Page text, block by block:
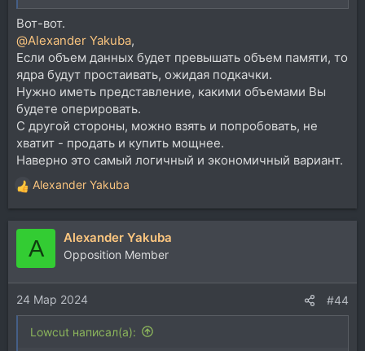
Вот-вот.
@Alexander Yakuba,
Если объем данных будет превышать объем памяти, то
ядра будут простаивать, ожидая подкачки.
Нужно иметь представление, какими объемами Вы
будете оперировать.
С другой стороны, можно взять и попробовать, не
хватит - продать и купить мощнее.
Наверно это самый логичный и экономичный вариант.
Р
е
а
и
и
:
Alexander Yakuba
A Alexander Yakuba
Opposition Member
24 Мар 2024 #44
Lowcut написал(а):